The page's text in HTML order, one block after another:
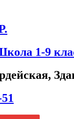
1-9